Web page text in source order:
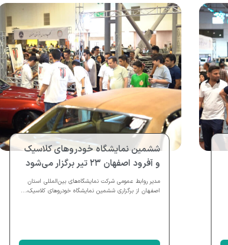
ششمین نمایشگاه خودروهای کلاسیک
و آفرود اصفهان ۲۳ تیر برگزار می‌شود
مدیر روابط عمومی شرکت نمایشگاه‌های بین‌المللی استان
اصفهان از برگزاری ششمین نمایشگاه خودروهای کلاسیک،...